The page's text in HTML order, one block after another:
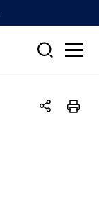
검
전
뉴
열
공
인